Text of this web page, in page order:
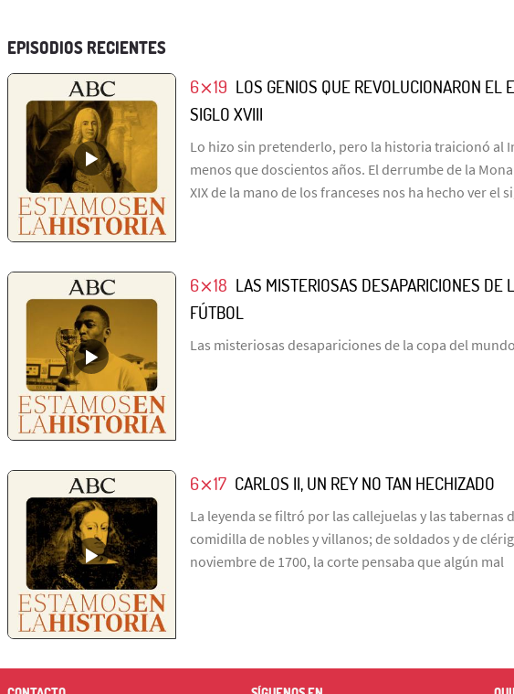
EPISODIOS RECIENTES
6⨯19 LOS GENIOS QUE REVOLUCIONARON EL
SIGLO XVIII
Lo hizo sin pretenderlo, pero la historia traicionó al
menos que doscientos años. El derrumbe de la
XIX de la mano de los franceses nos ha hecho ver el
6⨯18 LAS MISTERIOSAS DESAPARICIONES DE
FÚTBOL
Las misteriosas desapariciones de la copa del
6⨯17 CARLOS II, UN REY NO TAN HECHIZADO
La leyenda se filtró por las callejuelas y las tabernas
comidilla de nobles y villanos; de soldados y de
noviembre de 1700, la corte pensaba que algún mal